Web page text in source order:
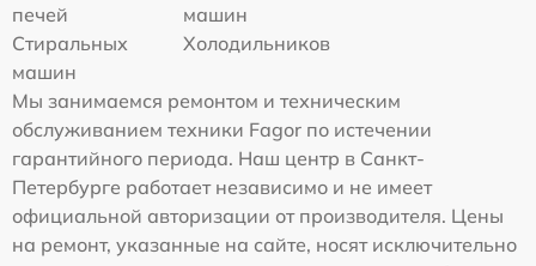
печей
машин
Стиральных
машин
Холодильников
Мы занимаемся ремонтом и техническим
обслуживанием техники Fagor по истечении
гарантийного периода. Наш центр в Санкт-
Петербурге работает независимо и не имеет
официальной авторизации от производителя. Цены
на ремонт, указанные на сайте, носят исключительно